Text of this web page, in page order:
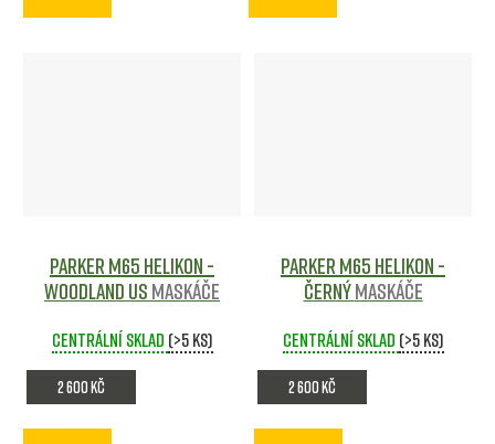
Parker M65 Helikon -
WOODLAND US Maskáče
Centrální sklad (>5 ks)
2 600 Kč
Parker M65 Helikon -
ČERNÝMaskáče
Centrální sklad (>5 ks)
2 600 Kč